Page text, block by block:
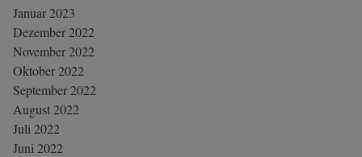
Januar 2023
Dezember 2022
November 2022
Oktober 2022
September 2022
August 2022
Juli 2022
Juni 2022